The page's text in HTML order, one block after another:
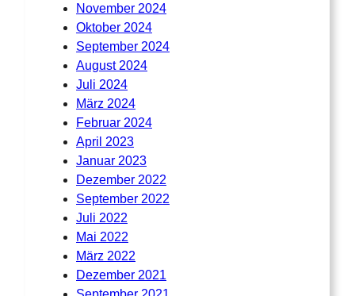
November 2024
Oktober 2024
September 2024
August 2024
Juli 2024
März 2024
Februar 2024
April 2023
Januar 2023
Dezember 2022
September 2022
Juli 2022
Mai 2022
März 2022
Dezember 2021